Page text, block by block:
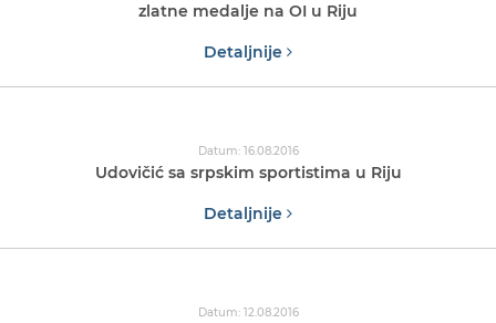
zlatne medalje na OI u Riju
Detaljnije
Datum: 16.08.2016
Udovičić sa srpskim sportistima u Riju
Detaljnije
Datum: 12.08.2016